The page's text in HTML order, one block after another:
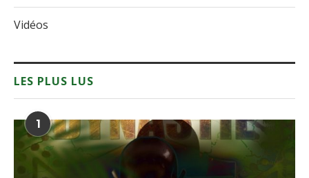
Vidéos
LES PLUS LUS
1